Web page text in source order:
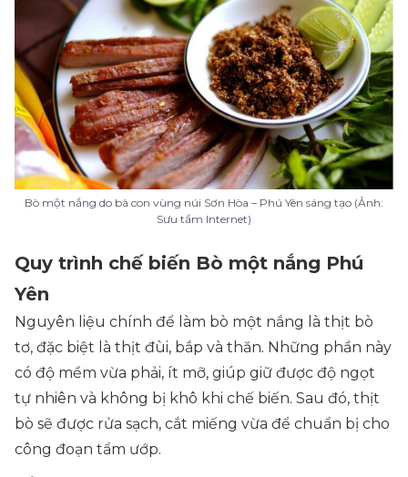
Bò một nắng do bà con vùng núi Sơn Hòa – Phú Yên sáng tạo (Ảnh:
Sưu tầm Internet)
Quy trình chế biến Bò một nắng Phú
Yên
Nguyên liệu chính để làm bò một nắng là thịt bò
tơ, đặc biệt là thịt đùi, bắp và thăn. Những phần này
có độ mềm vừa phải, ít mỡ, giúp giữ được độ ngọt
tự nhiên và không bị khô khi chế biến. Sau đó, thịt
bò sẽ được rửa sạch, cắt miếng vừa để chuẩn bị cho
công đoạn tẩm ướp.